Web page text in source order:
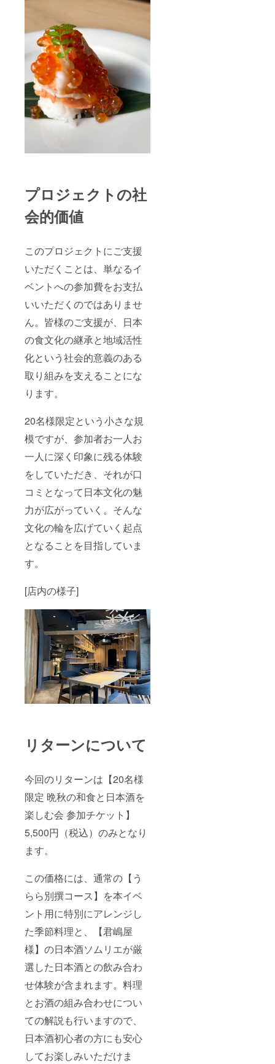
プロジェクトの社
会的価値
このプロジェクトにご支援
いただくことは、単なるイ
ベントへの参加費をお支払
いいただくのではありませ
ん。皆様のご支援が、日本
の食文化の継承と地域活性
化という社会的意義のある
取り組みを支えることにな
ります。
20名様限定という小さな規
模ですが、参加者お一人お
一人に深く印象に残る体験
をしていただき、それが口
コミとなって日本文化の魅
力が広がっていく。そんな
文化の輪を広げていく起点
となることを目指していま
す。
[店内の様子]
リターンについて
今回のリターンは【20名様
限定 晩秋の和食と日本酒を
楽しむ会 参加チケット】
5,500円（税込）のみとなり
ます。
この価格には、通常の【う
らら別撰コース】を本イベ
ント用に特別にアレンジし
た季節料理と、【君嶋屋
様】の日本酒ソムリエが厳
選した日本酒との飲み合わ
せ体験が含まれます。料理
とお酒の組み合わせについ
ての解説も行いますので、
日本酒初心者の方にも安心
してお楽しみいただけま